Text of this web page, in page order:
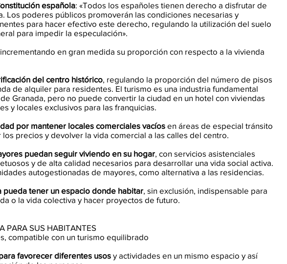
española: «Todos los españoles tienen derecho a disfrutar de
Los poderes públicos promoverán las condiciones necesarias y
para hacer efectivo este derecho, regulando la utilización del suelo
para impedir la especulación».
en gran medida su proporción con respecto a la vivienda
del centro histórico, regulando la proporción del número de pisos
de alquiler para residentes. El turismo es una industria fundamental
Granada, pero no puede convertir la ciudad en un hotel con viviendas
y locales exclusivos para las franquicias.
por mantener locales comerciales vacíos en áreas de especial tránsito
precios y devolver la vida comercial a las calles del centro.
puedan seguir viviendo en su hogar, con servicios asistenciales
y de alta calidad necesarios para desarrollar una vida social activa.
autogestionadas de mayores, como alternativa a las residencias.
pueda tener un espacio donde habitar, sin exclusión, indispensable para
o la vida colectiva y hacer proyectos de futuro.
PARA SUS HABITANTES
compatible con un turismo equilibrado
favorecer diferentes usos y actividades en un mismo espacio y así